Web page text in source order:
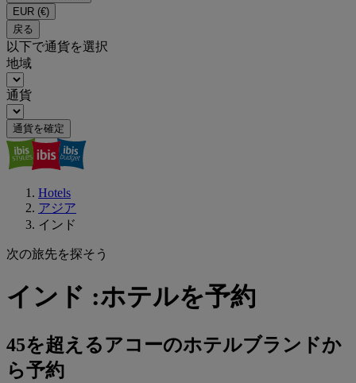
EUR (€)
戻る
以下で通貨を選択
地域
通貨
通貨を確定
Hotels
アジア
インド
次の旅先を探そう
インド :ホテルを予約
45を超えるアコーのホテルブランドか
ら予約